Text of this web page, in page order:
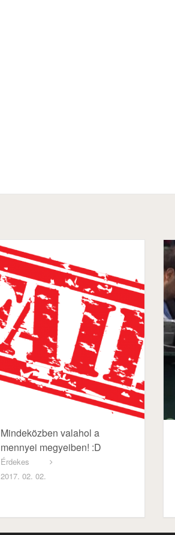
Mindeközben valahol a
mennyei megyeiben! :D
Érdekes
2017. 02. 02.